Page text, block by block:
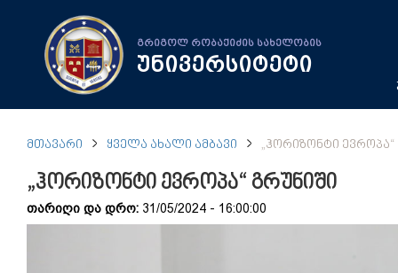
გრიგოლ რობაქიძის სახელობის
უნივერსიტეტი
ᲛᲗᲐᲕᲐᲠᲘ ᲧᲕᲔᲚᲐ ᲐᲮᲐᲚᲘ ᲐᲛᲑᲐᲕᲘ „ᲰᲝᲠᲘᲖᲝᲜᲢᲘ ᲔᲕᲠᲝᲞᲐ“
„ჰორიზონტი ევროპა“ გრუნიში
თარიღი და დრო: 31/05/2024 - 16:00:00